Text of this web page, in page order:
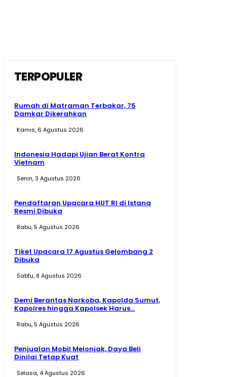
TERPOPULER
Rumah di Matraman Terbakar, 75
Damkar Dikerahkan
Kamis, 6 Agustus 2026
Indonesia Hadapi Ujian Berat Kontra
Vietnam
Senin, 3 Agustus 2026
Pendaftaran Upacara HUT RI di Istana
Resmi Dibuka
Rabu, 5 Agustus 2026
Tiket Upacara 17 Agustus Gelombang 2
Dibuka
Sabtu, 8 Agustus 2026
Demi Berantas Narkoba, Kapolda Sumut,
Kapolres hingga Kapolsek Harus...
Rabu, 5 Agustus 2026
Penjualan Mobil Melonjak, Daya Beli
Dinilai Tetap Kuat
Selasa, 4 Agustus 2026